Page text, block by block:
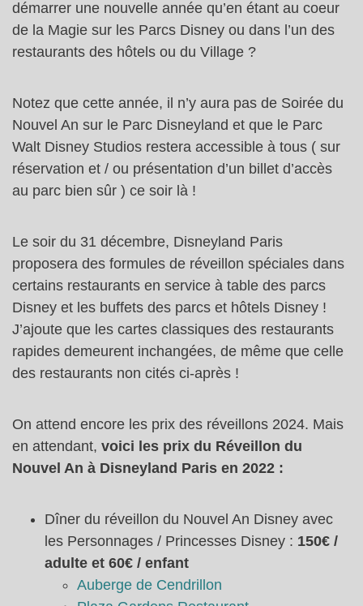
démarrer une nouvelle année qu’en étant au coeur
de la Magie sur les Parcs Disney ou dans l’un des
restaurants des hôtels ou du Village ?
Notez que cette année, il n’y aura pas de Soirée du
Nouvel An sur le Parc Disneyland et que le Parc
Walt Disney Studios restera accessible à tous ( sur
réservation et / ou présentation d’un billet d’accès
au parc bien sûr ) ce soir là !
Le soir du 31 décembre, Disneyland Paris
proposera des formules de réveillon spéciales dans
certains restaurants en service à table des parcs
Disney et les buffets des parcs et hôtels Disney !
J’ajoute que les cartes classiques des restaurants
rapides demeurent inchangées, de même que celle
des restaurants non cités ci-après !
On attend encore les prix des réveillons 2024. Mais
en attendant, voici les prix du Réveillon du
Nouvel An à Disneyland Paris en 2022 :
Dîner du réveillon du Nouvel An Disney avec
les Personnages / Princesses Disney : 150€ /
adulte et 60€ / enfant
Auberge de Cendrillon